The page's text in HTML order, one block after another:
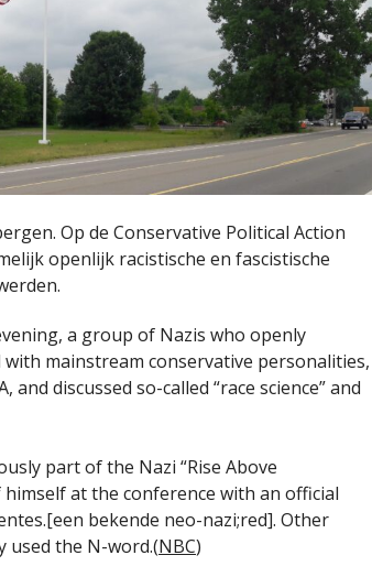
Op de Conservative Political Action
openlijk racistische en fascistische
a group of Nazis who openly
mainstream conservative personalities,
discussed so-called “race science” and
part of the Nazi “Rise Above
at the conference with an official
bekende neo-nazi;red]. Other
used the N-word.(NBC)